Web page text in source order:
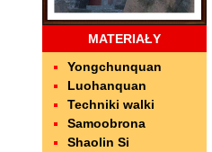
MATERIAŁY
Yongchunquan
Luohanquan
Techniki walki
Samoobrona
Shaolin Si